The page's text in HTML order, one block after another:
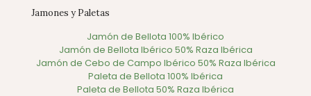
Jamones y Paletas
Jamón de Bellota 100% Ibérico
Jamón de Bellota Ibérico 50% Raza Ibérica
Jamón de Cebo de Campo Ibérico 50% Raza Ibérica
Paleta de Bellota 100% Ibérica
Paleta de Bellota 50% Raza Ibérica